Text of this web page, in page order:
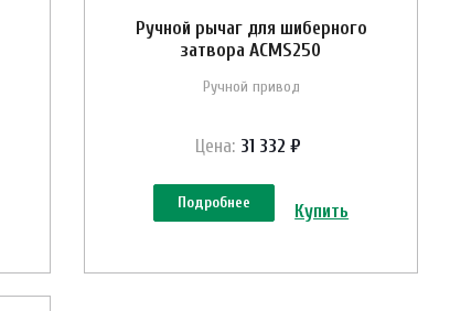
Ручной рычаг для шиберного
затвора ACMS250
Ручной привод
Цена: 31 332 ₽
Подробнее Купить